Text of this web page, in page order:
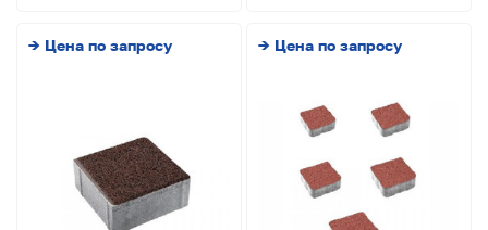
→ Цена по запросу → Цена по запросу